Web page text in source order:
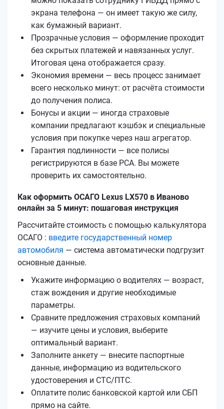
экрана телефона — он имеет такую же силу,
как бумажный вариант.
Прозрачные условия — оформление проходит
без скрытых платежей и навязанных услуг.
Итоговая цена отображается сразу.
Экономия времени — весь процесс занимает
всего несколько минут: от расчёта стоимости
до получения полиса.
Бонусы и акции — иногда страховые
компании предлагают кэшбэк и специальные
условия при покупке через наш агрегатор.
Гарантия подлинности — все полисы
регистрируются в базе РСА. Вы можете
проверить их самостоятельно.
Как оформить ОСАГО Lexus LX570 в Иваново
онлайн за 5 минут: пошаговая инструкция
Рассчитайте стоимость с помощью калькулятора
ОСАГО : введите государственный номер
автомобиля — система автоматически подгрузит
основные данные.
Укажите информацию о водителях — возраст,
стаж вождения и другие необходимые
параметры.
Сравните предложения страховых компаний
— изучите цены и условия, выберите
оптимальный вариант.
Заполните анкету — внесите паспортные
данные, информацию из водительского
удостоверения и СТС/ПТС.
Оплатите полис банковской картой или СБП
прямо на сайте.